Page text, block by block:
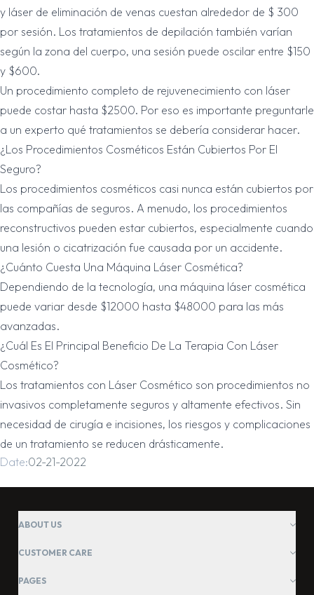
y láser de eliminación de venas cuestan alrededor de $ 300
por sesión. Los tratamientos de depilación también varían
según la zona del cuerpo, una sesión puede oscilar entre $150
y $600.
Un procedimiento completo de rejuvenecimiento con láser
puede costar hasta $2500. Por eso es importante preguntarle
a un experto qué tratamientos se debería considerar hacer.
¿Los Procedimientos Cosméticos Están Cubiertos Por El
Seguro?
Los procedimientos cosméticos casi nunca están cubiertos por
las compañías de seguros. A menudo, los procedimientos
reconstructivos pueden estar cubiertos, especialmente cuando
una lesión o cicatrización fue causada por un accidente.
¿Cuánto Cuesta Una Máquina Láser Cosmética?
Dependiendo de la tecnología, una máquina láser cosmética
puede variar desde $12000 hasta $48000 para las más
avanzadas.
¿Cuál Es El Principal Beneficio De La Terapia Con Láser
Cosmético?
Los tratamientos con Láser Cosmético son procedimientos no
invasivos completamente seguros y altamente efectivos. Sin
necesidad de cirugía e incisiones, los riesgos y complicaciones
de un tratamiento se reducen drásticamente.
Date:02-21-2022
ABOUT US
CUSTOMER CARE
PAGES